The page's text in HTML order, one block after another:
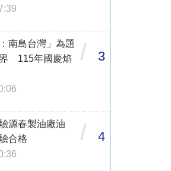
南島台灣」為題
115年國慶焰
/ 3
源春製油廠油
合格
/ 4